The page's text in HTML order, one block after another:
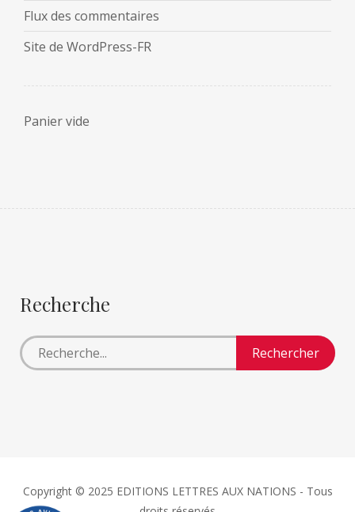
Flux des commentaires
Site de WordPress-FR
Panier vide
Recherche
Copyright © 2025 EDITIONS LETTRES AUX NATIONS - Tous